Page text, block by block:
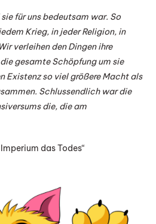
für uns bedeutsam war. So
Krieg, in jeder Religion, in
verleihen den Dingen ihre
gesamte Schöpfung um sie
Existenz so viel größere Macht als
Schlussendlich war die
die, die am
das Todes“